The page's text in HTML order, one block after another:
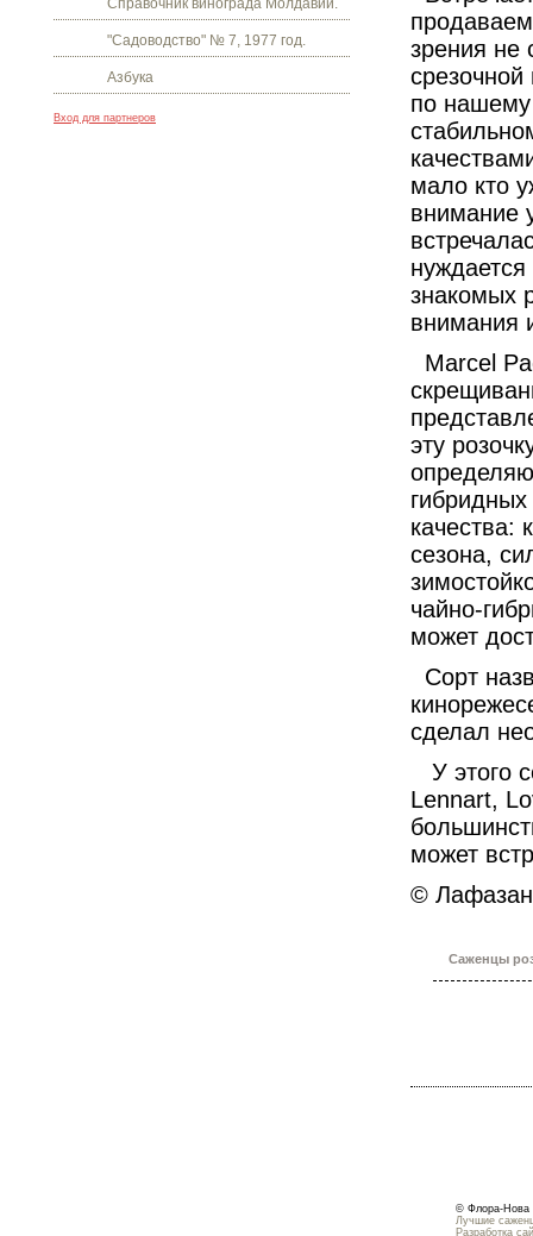
Справочник винограда Молдавии.
"Садоводство" № 7, 1977 год.
Азбука
Вход для партнеров
зрения не
по нашему
мало кто
внимание
знакомых
внимания
Marcel
эту
качества:
сезона,
чайно-
может
Сорт
сделал
У этого
Lennart,
может
©
Саженцы
© Флора-Нова
Лучшие
Разработка